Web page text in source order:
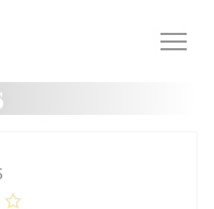
de cookies